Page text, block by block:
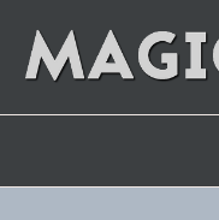
content